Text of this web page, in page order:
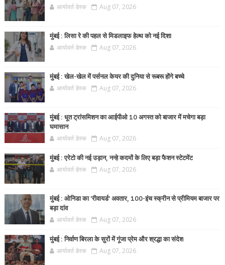
आर्यावर्त डेस्क Aug 07, 2026
मुंबई : लिसा रे की पहल से मिडलाइफ हेल्थ को नई दिशा
आर्यावर्त डेस्क Aug 07, 2026
मुंबई : खेल-खेल में पर्सनल केयर की दुनिया से रूबरू होंगे बच्चे
आर्यावर्त डेस्क Aug 07, 2026
मुंबई : धूत ट्रांसमिशन का आईपीओ 10 अगस्त को बाजार में मचेगा बड़ा
घमासान
आर्यावर्त डेस्क Aug 07, 2026
मुंबई : एरेटो की नई उड़ान, नन्हे कदमों के लिए बड़ा फैशन स्टेटमेंट
आर्यावर्त डेस्क Aug 07, 2026
मुंबई : ओनिडा का 'रीवायर्ड’ अवतार, 100-इंच स्क्रीन से प्रीमियम बाजार पर
बड़ा दांव
आर्यावर्त डेस्क Aug 07, 2026
मुंबई : निर्वाण बिरला के सुरों में गूंजा प्रेम और श्रद्धा का संदेश
आर्यावर्त डेस्क Aug 07, 2026